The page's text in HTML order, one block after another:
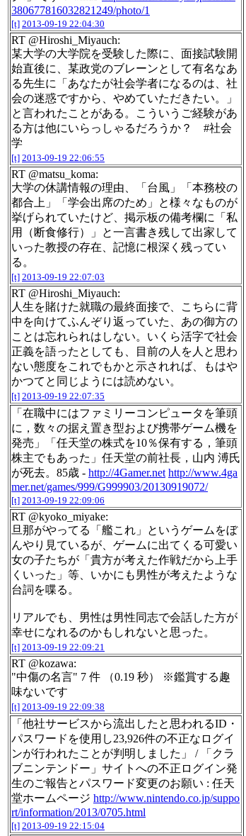
380677816032821249/photo/1
[t] 2013-09-19 22:04:30
RT @Hiroshi_Miyauch:
某大学の大学院を受験した際に、面接試験開
始直後に、某政党のブレーンとして有名なあ
る先生に「あなたが社会学者になるのは、社
会の迷惑ですから、やめていただきたい。」
と言われたことがある。こういうご経験があ
る方は他にいらっしゃるだろうか？ #社会
学
[t] 2013-09-19 22:06:55
RT @matsu_koma:
大学の休講情報の理由、「台風」「本務校の
都合上」「学会出席のため」と様々なものが
挙げられていたけど、掲示板の備考欄に「私
用（断食修行）」と一言書き残して出家して
いった教授の存在、記憶に根深く残ってい
る。
[t] 2013-09-19 22:07:03
RT @Hiroshi_Miyauch:
人生を賭けた就職の最終面接で、こちらに背
中を向けてふんぞり返っていた、あの御方の
ことは忘れられはしない。いくら活字で社会
正義を語ったとしても、目前の人を人と思わ
ない態度をこれでもかと示されれば、もはや
かつてと同じようには読めない。
[t] 2013-09-19 22:07:35
「在職中にはファミリーコンピュータを筆頭
に，数々の据え置き型および携帯ゲーム機を
発売」「任天堂の株式を10％保有する，筆頭
株主でもあった」任天堂の前社長，山内 溥氏
が死去。85歳 - http://4Gamer.net http://www.4ga
mer.net/games/999/G999903/20130919072/
[t] 2013-09-19 22:09:06
RT @kyoko_miyake:
旦那がやってる「艦これ」というゲームをぼ
んやり見ているが、ゲームに出てくる可愛い
女の子たちが「貴方が考えた作戦だから上手
くいった」等、いかにも男性が考えたような
台詞を喋る。
リアルでも、男性は男性同志で会話した方が
幸せになれるのかもしれないと思った。
[t] 2013-09-19 22:09:21
RT @kozawa:
"中傷の名言" 7 件 （0.19 秒） ※鑑賞する趣
味ないです
[t] 2013-09-19 22:09:38
「他社サービスから流出したと思われるID・
パスワードを使用し23,926件の不正なログイ
ンが行われたことが判明しました」 / 「クラ
ブニンテンドー」サイトへの不正ログイン発
生のご報告とパスワード変更のお願い : 任天
堂ホームページ http://www.nintendo.co.jp/suppo
rt/information/2013/0705.html
[t] 2013-09-19 22:15:04